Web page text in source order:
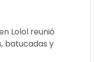
Lolol reunió
batucadas y